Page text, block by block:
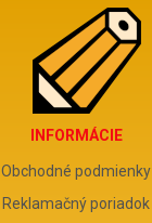
INFORMÁCIE
Obchodné podmienky
Reklamačný poriadok